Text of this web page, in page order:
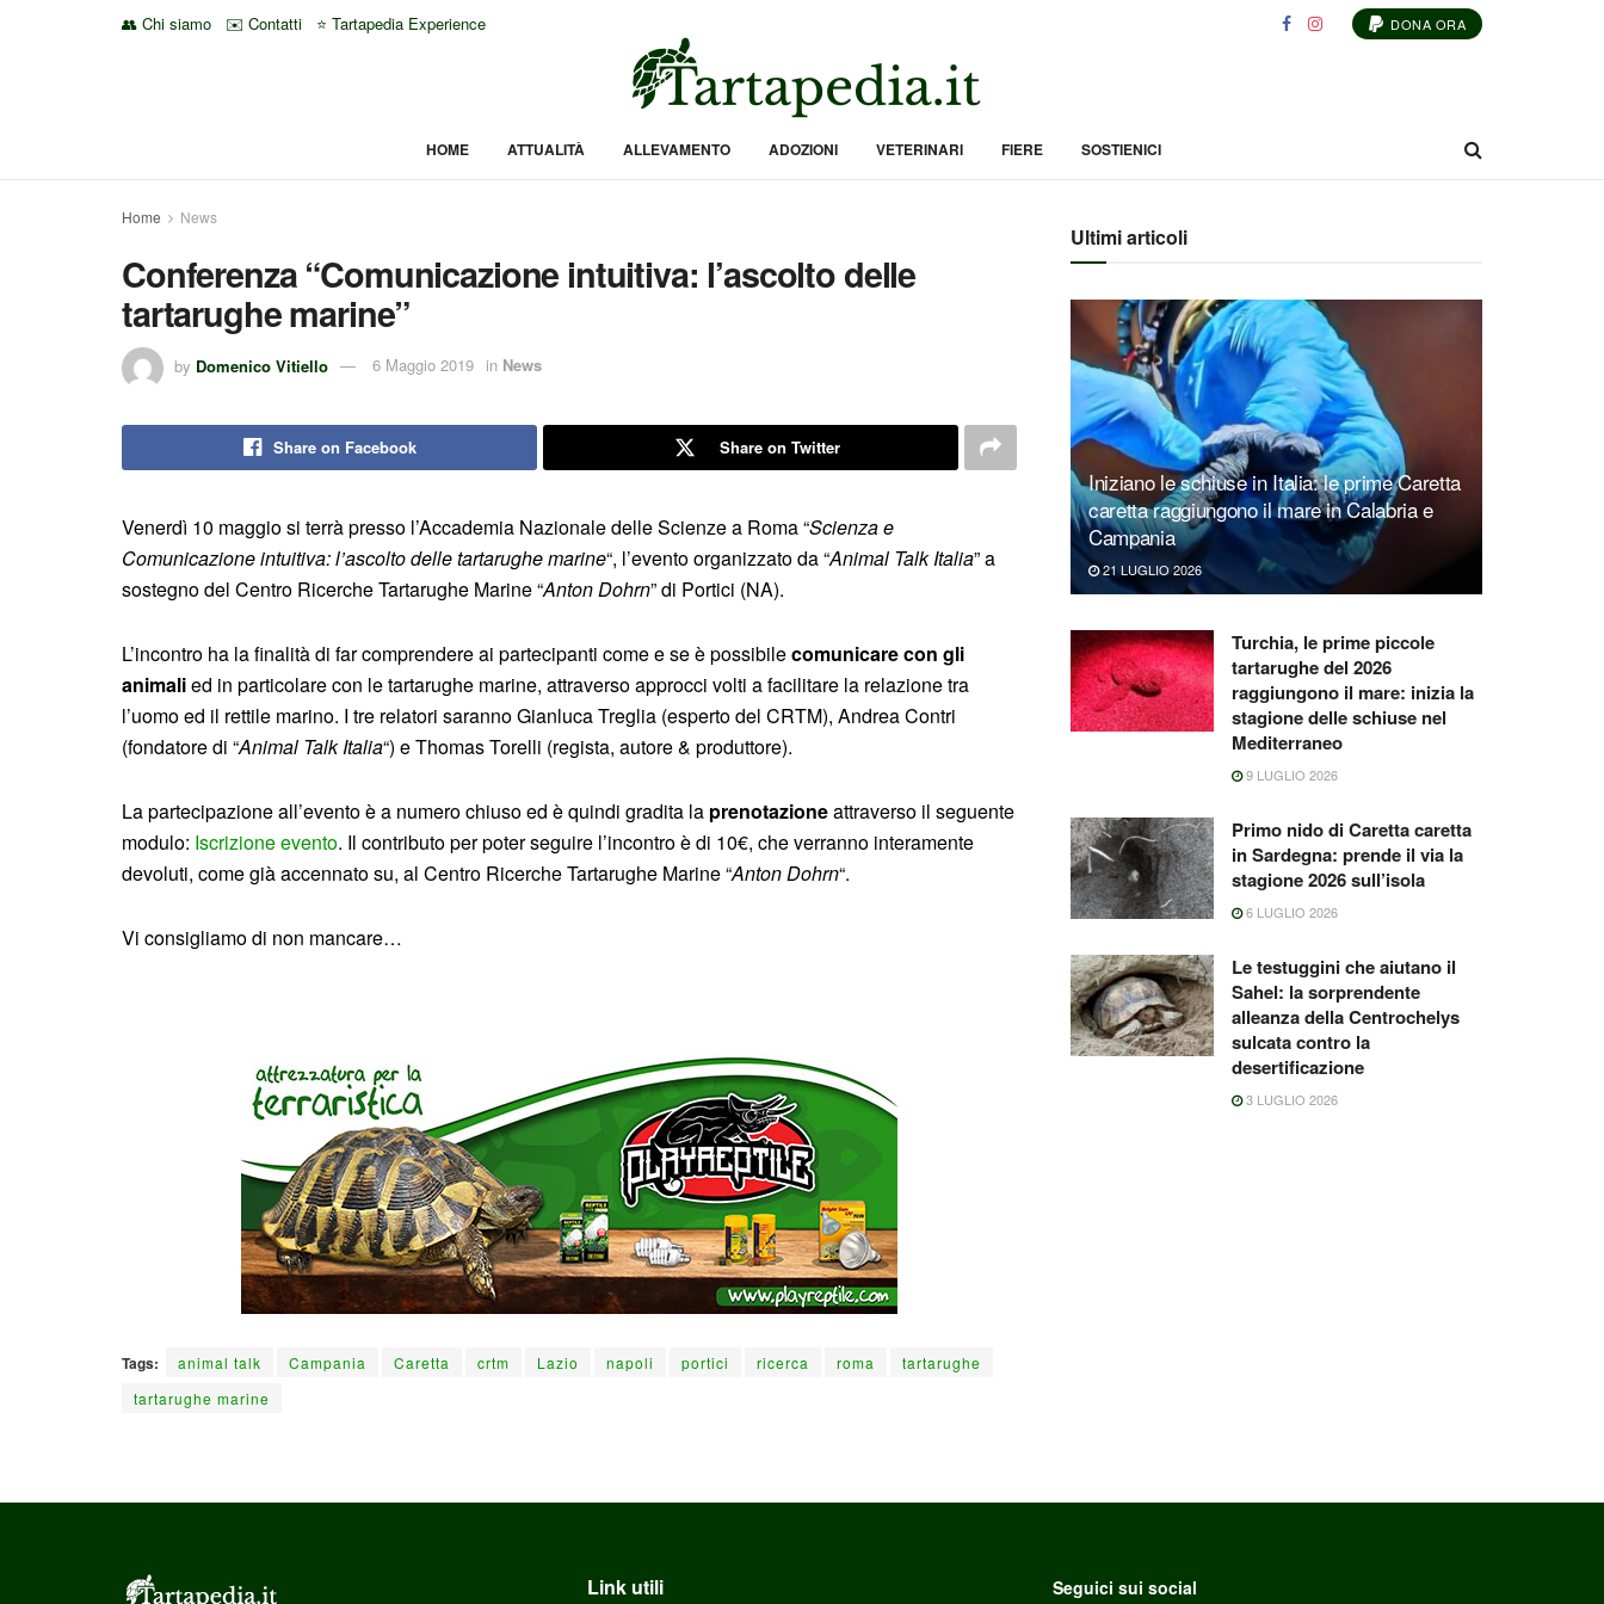
👥 Chi siamo ✉️ Contatti ⭐ Tartapedia Experience DONA ORA
HOME ATTUALITÀ ALLEVAMENTO ADOZIONI VETERINARI FIERE SOSTIENICI
Home News
Conferenza “Comunicazione intuitiva: l’ascolto delle
tartarughe marine”
by Domenico Vitiello 6 Maggio 2019 in News
Share on Facebook Share on Twitter
Venerdì 10 maggio si terrà presso l’Accademia Nazionale delle Scienze a Roma “Scienza e
Comunicazione intuitiva: l’ascolto delle tartarughe marine“, l’evento organizzato da “Animal Talk Italia” a
sostegno del Centro Ricerche Tartarughe Marine “Anton Dohrn” di Portici (NA).
L’incontro ha la finalità di far comprendere ai partecipanti come e se è possibilecomunicare con gli
animalied in particolare con le tartarughe marine, attraverso approcci volti a facilitare la relazione tra
l’uomo ed il rettile marino. I tre relatori saranno Gianluca Treglia (esperto del CRTM), Andrea Contri
(fondatore di “Animal Talk Italia“) e Thomas Torelli (regista, autore & produttore).
La partecipazione all’evento è a numero chiuso ed è quindi gradita la prenotazioneattraverso il seguente
modulo: Iscrizione evento. Il contributo per poter seguire l’incontro è di 10€, che verranno interamente
devoluti, come già accennato su, al Centro Ricerche Tartarughe Marine “Anton Dohrn“.
Vi consigliamo di non mancare…
Tags: animal talk Campania Caretta crtm Lazio napoli portici ricerca roma
tartarughe
tartarughe marine
Ultimi articoli
Iniziano le schiuse in Italia: le prime Caretta
caretta raggiungono il mare in Calabria e
Campania
21 LUGLIO 2026
Turchia, le prime piccole
tartarughe del 2026
raggiungono il mare: inizia la
stagione delle schiuse nel
Mediterraneo
9 LUGLIO 2026
Primo nido di Caretta caretta
in Sardegna: prende il via la
stagione 2026 sull’isola
6 LUGLIO 2026
Le testuggini che aiutano il
Sahel: la sorprendente
alleanza della Centrochelys
sulcata contro la
desertificazione
3 LUGLIO 2026
Link utili Seguici sui social